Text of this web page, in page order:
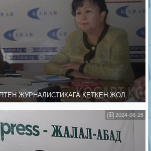
ЖУРНАЛИСТИКАГА КЕТКЕН ЖОЛ
2024-06-26